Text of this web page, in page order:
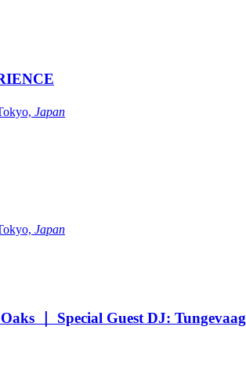
Japan
Japan
｜ Special Guest DJ: Tungevaag